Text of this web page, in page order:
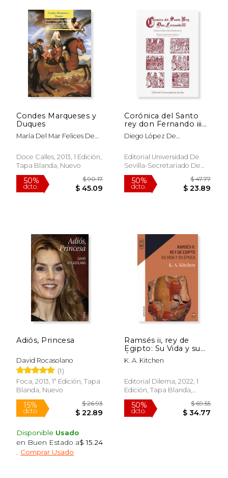
dcto. $ 33.67 dcto.
Condes Marqueses y
Duques
María Del Mar Felices De
Doce Calles, 2013, 1 Edición,
Tapa Blanda, Nuevo
Corónica del Santo
rey don Fernando iii
(Historia y Geografía)
Diego López De
González Jiménez
Editorial Universidad De
Sevilla-Secretariado De
Publicaciones, 2016, 1
Edición, Tapa Blanda,
Nuevo
Adiós, Princesa
David Rocasolano
(1)
Foca, 2013, 1ª Edición, Tapa
Blanda, Nuevo
Disponible Usado
en Buen Estado a$ 15.24
Comprar Usado
Ramsés ii, rey de
Egipto: Su Vida y su
Época
K. A. Kitchen
Editorial Dilema, 2022, 1
Edición, Tapa Blanda,
Nuevo